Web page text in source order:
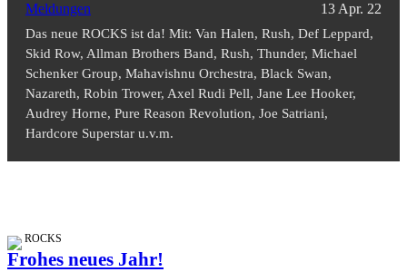
Meldungen 13 Apr. 22
Das neue ROCKS ist da! Mit: Van Halen, Rush, Def Leppard,
Skid Row, Allman Brothers Band, Rush, Thunder, Michael
Schenker Group, Mahavishnu Orchestra, Black Swan,
Nazareth, Robin Trower, Axel Rudi Pell, Jane Lee Hooker,
Audrey Horne, Pure Reason Revolution, Joe Satriani,
Hardcore Superstar u.v.m.
ROCKS
Frohes neues Jahr!